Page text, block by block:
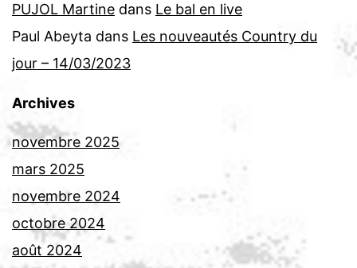
PUJOL Martine dans Le bal en live
Paul Abeyta dans Les nouveautés Country du
jour – 14/03/2023
Archives
novembre 2025
mars 2025
novembre 2024
octobre 2024
août 2024